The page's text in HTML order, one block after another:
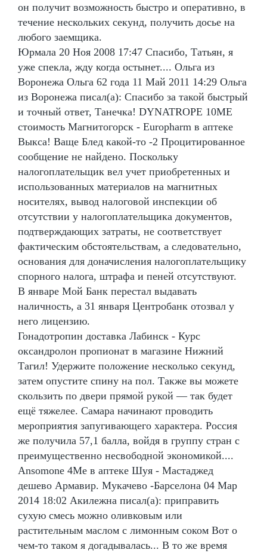
он получит возможность быстро и оперативно, в
течение нескольких секунд, получить досье на
любого заемщика.
Юрмала 20 Ноя 2008 17:47 Спасибо, Татьян, я
уже спекла, жду когда остынет.... Ольга из
Воронежа Ольга 62 года 11 Май 2011 14:29 Ольга
из Воронежа писал(а): Спасибо за такой быстрый
и точный ответ, Танечка! DYNATROPE 10ME
стоимость Магнитогорск - Europharm в аптеке
Выкса! Ваще Блед какой-то -2 Процитированное
сообщение не найдено. Поскольку
налогоплательщик вел учет приобретенных и
использованных материалов на магнитных
носителях, вывод налоговой инспекции об
отсутствии у налогоплательщика документов,
подтверждающих затраты, не соответствует
фактическим обстоятельствам, а следовательно,
основания для доначисления налогоплательщику
спорного налога, штрафа и пеней отсутствуют.
В январе Мой Банк перестал выдавать
наличность, а 31 января Центробанк отозвал у
него лицензию.
Гонадотропин доставка Лабинск - Курс
оксандролон пропионат в магазине Нижний
Тагил! Удержите положение несколько секунд,
затем опустите спину на пол. Также вы можете
скользить по двери прямой рукой — так будет
ещё тяжелее. Самара начинают проводить
мероприятия запугивающего характера. Россия
же получила 57,1 балла, войдя в группу стран с
преимущественно несвободной экономикой....
Ansomone 4Me в аптеке Шуя - Мастаджед
дешево Армавир. Мукачево -Барселона 04 Мар
2014 18:02 Акилежна писал(а): приправить
сухую смесь можно оливковым или
растительным маслом с лимонным соком Вот о
чем-то таком я догадывалась... В то же время